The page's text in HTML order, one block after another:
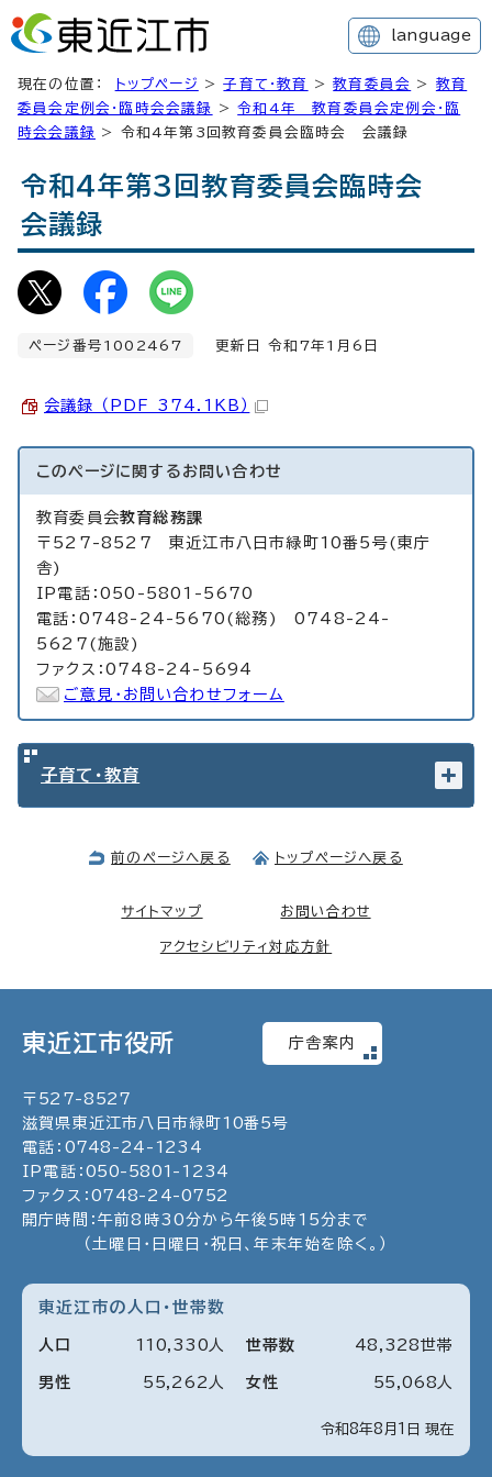
language
現在の位置： トップページ >子育て・教育 >教育委員会 > 教育
委員会定例会・臨時会会議録
>令和4年 教育委員会定例会・臨
時会会議録 > 令和4年第3回教育委員会臨時会 会議録
令和4年第3回教育委員会臨時会
会議録
ページ番号1002467 更新日 令和7年1月6日
会議録 （PDF 374.1KB）
このページに関する お問い合わせ
教育委員会教育総務課
〒527-8527 東近江市八日市緑町10番5号(東庁
舎)
IP電話：050-5801-5670
電話：0748-24-5670(総務) 0748-24-
5627(施設)
ファクス：0748-24-5694
ご意見・お問い合わせフォーム
子育て・教育
前のページへ戻る トップページへ戻る
サイトマップ お問い合わせ
アクセシビリティ対応方針
東近江市役所 庁舎案内
〒 527-8527
滋賀県東近江市八日市緑町10番5号
電話： 0748 - 24 - 1234
IP電話： 050- 5801 - 1234
ファクス： 0748- 24-0752
開庁時間：午前8時30分から午後5時15分まで
（土曜日・日曜日・祝日、年末年始を除く。）
東近江市の人口・世帯数
令和8年8月1日 現在
人口 110 330 人
男性 55 262 人 女性 55 068 人
世帯数 48 328世帯